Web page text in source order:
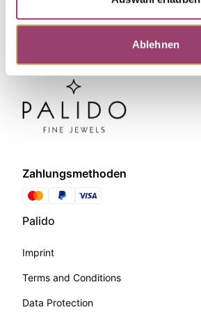
Ablehnen
Zahlungsmethoden
Palido
Imprint
Terms and Conditions
Data Protection